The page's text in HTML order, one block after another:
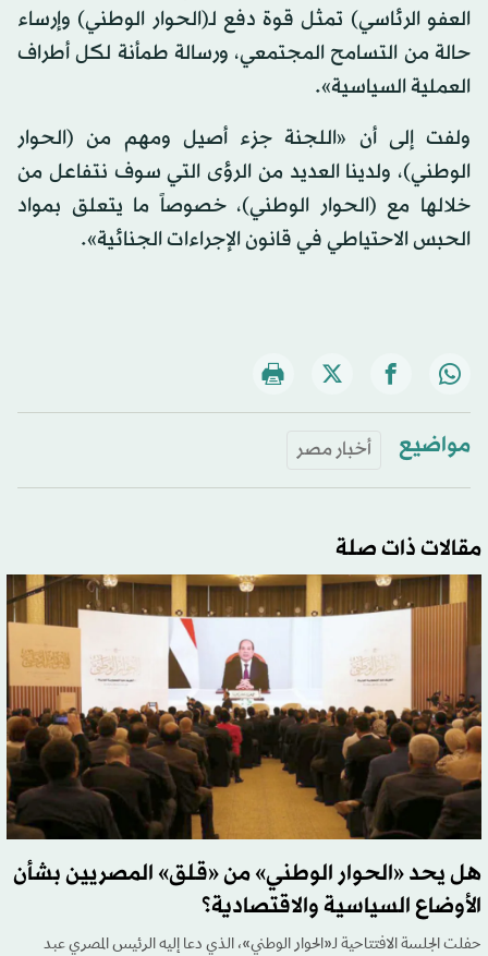
العفو الرئاسي) تمثل قوة دفع لـ(الحوار الوطني) وإرساء
حالة من التسامح المجتمعي، ورسالة طمأنة لكل أطراف
العملية السياسية».
ولفت إلى أن «اللجنة جزء أصيل ومهم من (الحوار
الوطني)، ولدينا العديد من الرؤى التي سوف نتفاعل من
خلالها مع (الحوار الوطني)، خصوصاً ما يتعلق بمواد
الحبس الاحتياطي في قانون الإجراءات الجنائية».
مواضيع أخبار مصر
مقالات ذات صلة
هل يحد «الحوار الوطني» من «قلق» المصريين بشأن
الأوضاع السياسية والاقتصادية؟
حفلت الجلسة الافتتاحية لـ«الحوار الوطني»، الذي دعا إليه الرئيس المصري عبد